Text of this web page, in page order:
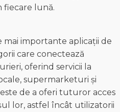
fiecare lună.
importante aplicații de
care conectează
oferind servicii la
supermarketuri și
de a oferi tuturor acces
lor, astfel încât utilizatorii